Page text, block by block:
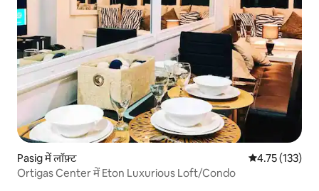
Pasig में लॉफ़्ट औसत रेटिंग 5 में से
4.75 (133)
Ortigas Center में Eton Luxurious Loft/Condo